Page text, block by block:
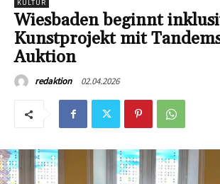
KULTUR
Wiesbaden beginnt
Kunstprojekt mit
Auktion
redaktion 02.04.2026